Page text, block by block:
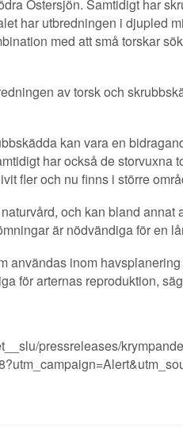
Östersjön. Samtidigt har
har utbredningen i djupled
med att små torskar
av torsk och
kan vara en
har också de storvuxna
fler och nu finns i större
och kan bland annat
är nödvändiga för en
användas inom
för arternas reproduktion,
pressreleases/